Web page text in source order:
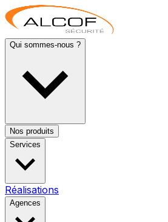
Qui sommes-nous ?
Nos produits
Services
Réalisations
Agences